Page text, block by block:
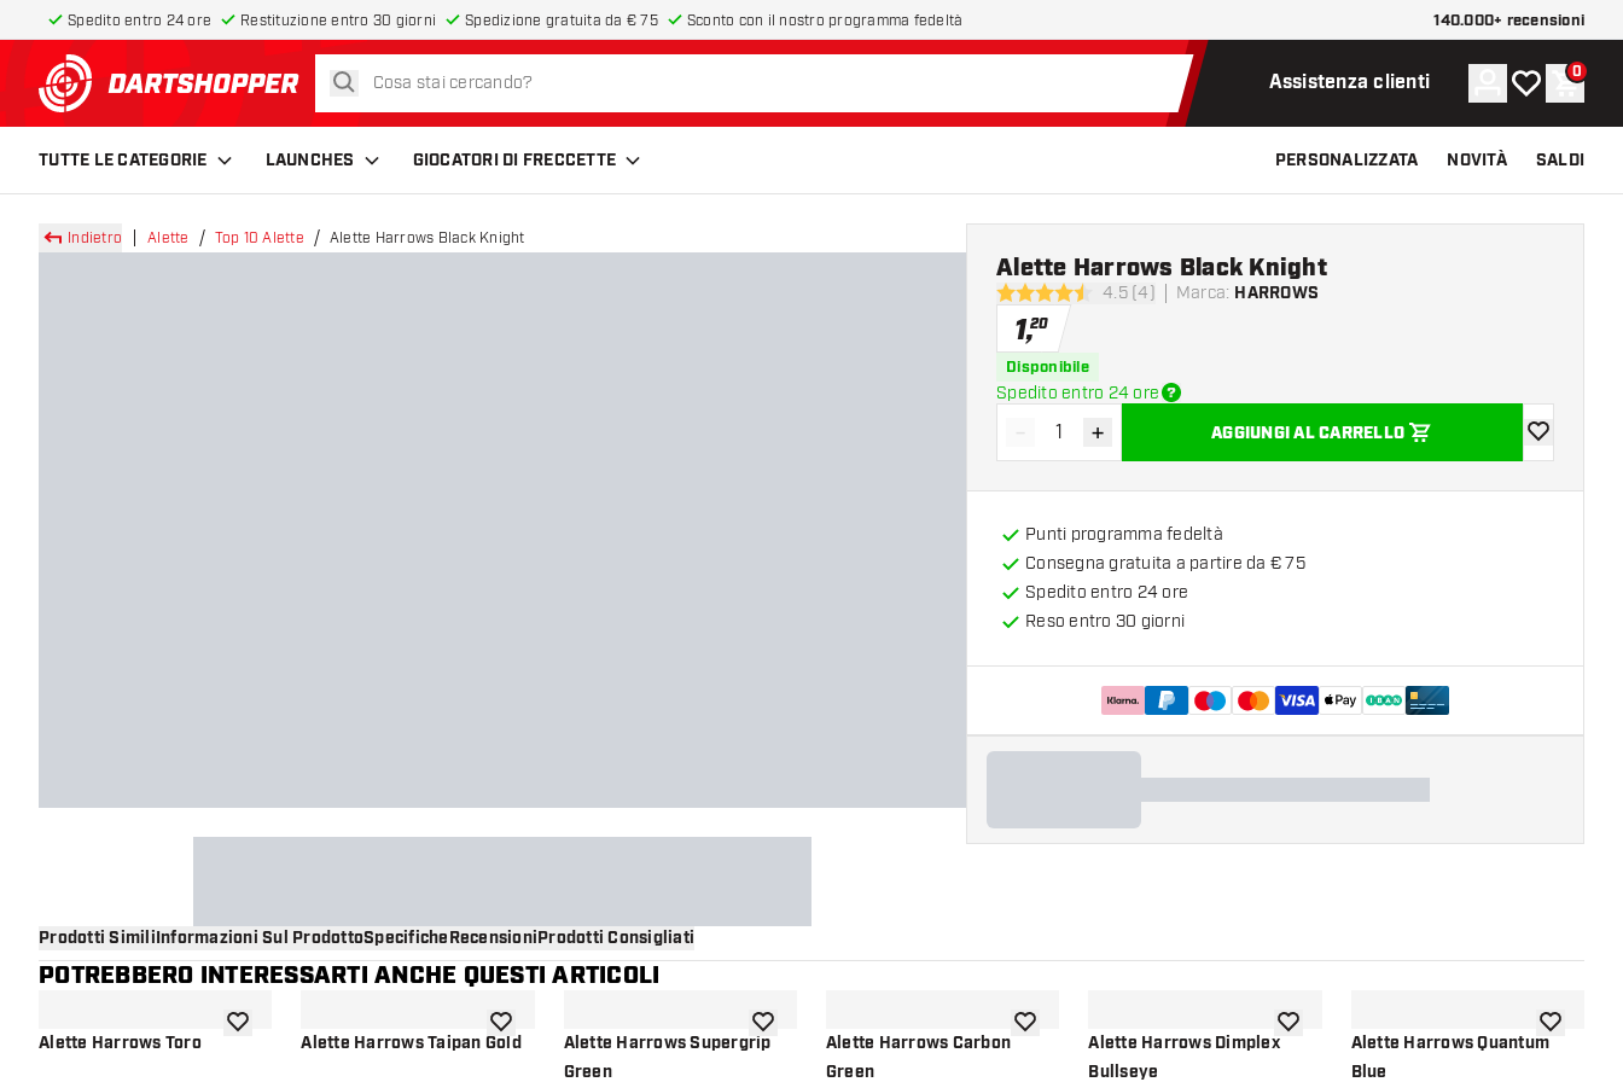
Spedito entro 24 ore Restituzione entro 30 giorni Spedizione gratuita da € 75 Sconto con il nostro programma fedeltà 140.000+ recensioni
torna alla home page
cerca Assistenza clienti Account
La mia lista
0
TUTTE LE CATEGORIE LAUNCHES GIOCATORI DI FRECCETTE PERSONALIZZATA NOVITÀ SALDI
Indietro Alette Top 10 Alette Alette Harrows Black Knight
4.5 stelle di valutazione
4.5 (4) Marca: HARROWS
Alette Harrows Black Knight
1,20
Disponibile
Spedito entro 24 ore
Diminuisci quantità
- Aumenta quantità
+ AGGIUNGI AL CARRELLO
aggiungi
Punti programma fedeltà
Consegna gratuita a partire da € 75
Spedito entro 24 ore
Reso entro 30 giorni
Prodotti SimiliInformazioni Sul ProdottoSpecificheRecensioniProdotti Consigliati
POTREBBERO INTERESSARTI ANCHE QUESTI ARTICOLI
Alette Harrows Toro aggiungi alla lista dei desideri
Alette Harrows Taipan Goldaggiungi alla lista dei desideri
Alette Harrows Supergrip
Green
aggiungi alla lista dei desideri
Alette Harrows Carbon
Green
aggiungi alla lista dei desideri
Alette Harrows Dimplex
Bullseye
aggiungi alla lista dei desideri
Alette Harrows Quantum
Blue
aggiungi